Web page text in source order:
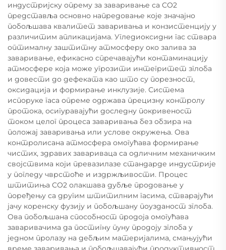
индустријску опрему за заваривање са CO2
представља основно напредовање које значајно
побољшава квалитет заваривања и конзистенцију у
различитим апликацијама. Угледиоксидни гас ствара
оптималну заштитну атмосферу око залива за
заваривање, ефикасно спречавајући контаминацију
атмосфере која може угрозити интегритет зглоба
и довести до дефеката као што су порезност,
оксидација и формирање инклузије. Система
испоруке гаса опреме одржава прецизну контролу
протока, осигуравајући доследну покривеност
током целог процеса заваривања без обзира на
положај заваривања или услове окружења. Ова
контролисана атмосфера омогућава формирање
чистих, здравих завариваца са одличним механичким
својствима који превазилазе стандарде индустрије
у погледу чврстоће и издржљивости. Процес
штитиња CO2 олакшава дубље продовање у
поређењу са другим штитилним гасима, стварајући
јачу коренску фузију и побољшану поузданост зглоба.
Ова побољшана способност продоја омогућава
заваривачима да постигну пуну продоју зглоба у
једном пролазу на дебљим материјалима, смањујући